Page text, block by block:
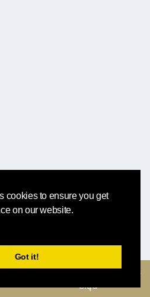
cookies to ensure you get
on our website.
Got it!
Wyślij opinię lub zgłoś
błąd